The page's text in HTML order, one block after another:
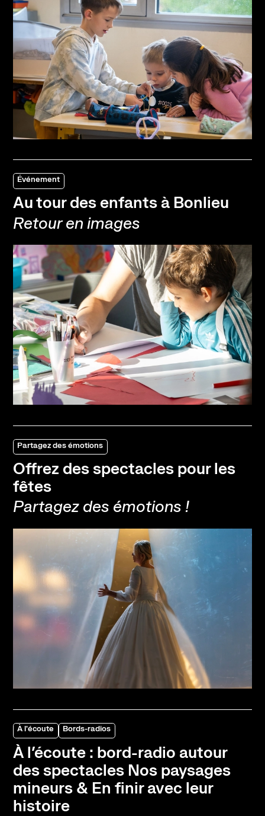
Événement
Au tour des enfants à Bonlieu
Retour en images
Partagez des émotions
Offrez des spectacles pour les
fêtes
Partagez des émotions !
À l'écoute Bords-radios
À l’écoute : bord-radio autour
des spectacles Nos paysages
mineurs & En finir avec leur
histoire